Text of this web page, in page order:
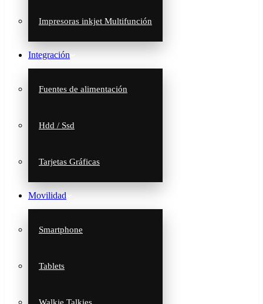
Impresoras inkjet Multifunción
Integración
Fuentes de alimentación
Hdd / Ssd
Tarjetas Gráficas
Movilidad
Smartphone
Tablets